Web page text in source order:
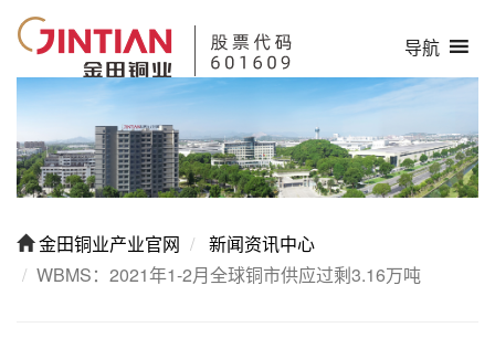
导航
金田铜业产业官网
新闻资讯中心
WBMS：2021年1-2月全球铜市供应过剩3.16万吨